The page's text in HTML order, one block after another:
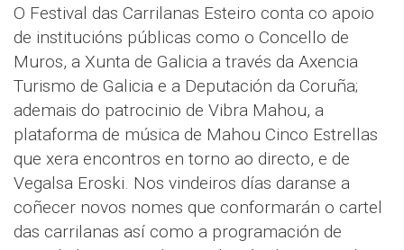
O Festival das Carrilanas Esteiro conta co apoio
de institucións públicas como o Concello de
Muros, a Xunta de Galicia a través da Axencia
Turismo de Galicia e a Deputación da Coruña;
ademais do patrocinio de Vibra Mahou, a
plataforma de música de Mahou Cinco Estrellas
que xera encontros en torno ao directo, e de
Vegalsa Eroski. Nos vindeiros días daranse a
coñecer novos nomes que conformarán o cartel
das carrilanas así como a programación de